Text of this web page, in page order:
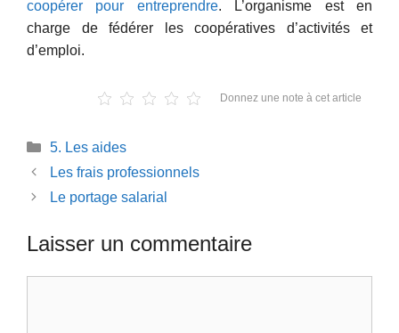
coopérer pour entreprendre. L’organisme est en
charge de fédérer les coopératives d’activités et
d’emploi.
Donnez une note à cet article
Catégories
5. Les aides
Les frais professionnels
Le portage salarial
Laisser un commentaire